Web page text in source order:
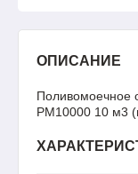
ОПИСАНИЕ
Поливомоечное
PM10000 10 м3